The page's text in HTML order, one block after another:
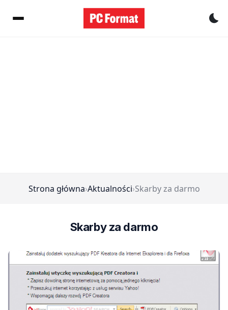
Strona główna›Aktualności›Skarby za darmo
Skarby za darmo